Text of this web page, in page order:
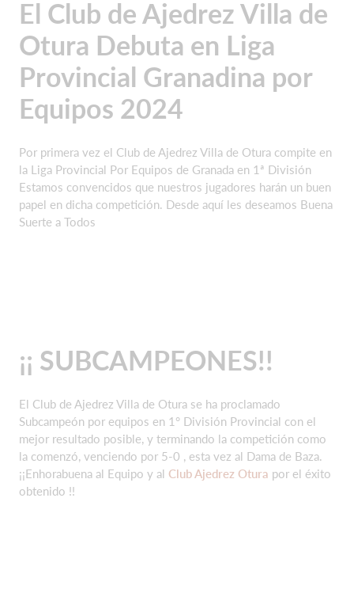
El Club de Ajedrez Villa de
Otura Debuta en Liga
Provincial Granadina por
Equipos 2024
Por primera vez el Club de Ajedrez Villa de Otura compite en
la Liga Provincial Por Equipos de Granada en 1ª División
Estamos convencidos que nuestros jugadores harán un buen
papel en dicha competición. Desde aquí les deseamos Buena
Suerte a Todos
¡¡ SUBCAMPEONES!!
El Club de Ajedrez Villa de Otura se ha proclamado
Subcampeón por equipos en 1° División Provincial con el
mejor resultado posible, y terminando la competición como
la comenzó, venciendo por 5-0 , esta vez al Dama de Baza.
¡¡Enhorabuena al Equipo y al Club Ajedrez Otura por el éxito
obtenido !!